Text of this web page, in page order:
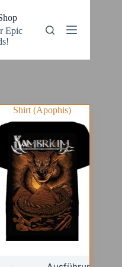
Epic
Shirt (Apophis)